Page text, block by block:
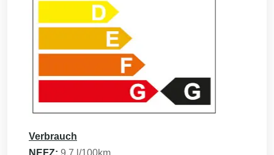
Verbrauch
NEFZ: 9.7 l/100km